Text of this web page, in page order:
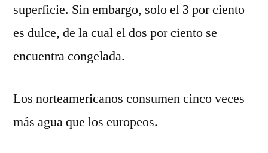
superficie. Sin embargo, solo el 3 por ciento
es dulce, de la cual el dos por ciento se
encuentra congelada.
Los norteamericanos consumen cinco veces
más agua que los europeos.